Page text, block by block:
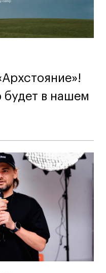
будет в нашем